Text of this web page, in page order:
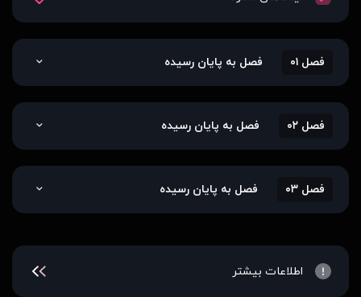
فصل ۰۱ فصل به پایان رسیده
فصل ۰۲ فصل به پایان رسیده
فصل ۰۳ فصل به پایان رسیده
اطلاعات بیشتر